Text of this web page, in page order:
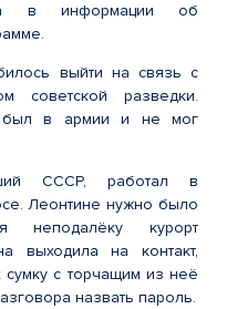
в информации об
выйти на связь с
советской разведки.
в армии и не мог
СССР, работал в
Леонтине нужно было
неподалёку курорт
выходила на контакт,
с торчащим из неё
назвать пароль.